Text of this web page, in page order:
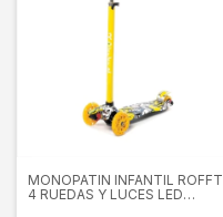
MONOPATIN INFANTIL ROFFT
4 RUEDAS Y LUCES LED